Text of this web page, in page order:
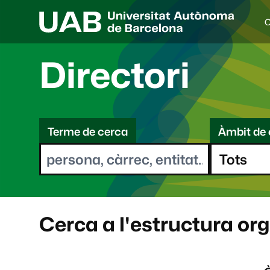
I
d
i
a
e
l
e
o
t
Directori
C
eTerme de cerca Àmbit de
Cerca a l'estructura